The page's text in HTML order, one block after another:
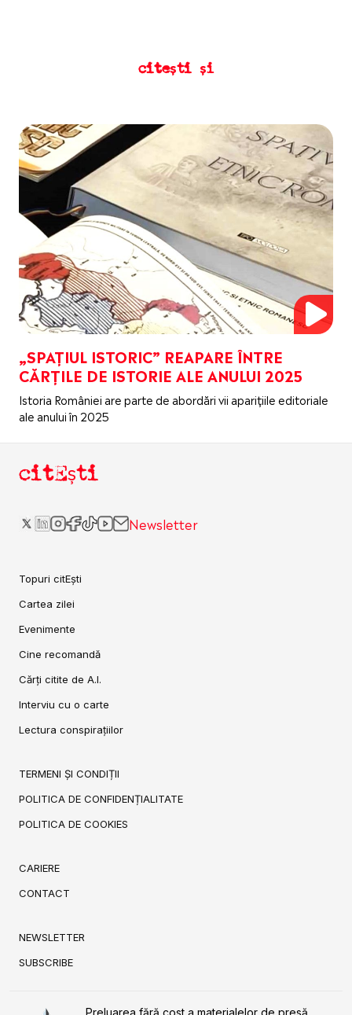
citești și
„SPAȚIUL ISTORIC” REAPARE ÎNTRE
CĂRȚILE DE ISTORIE ALE ANULUI 2025
Istoria României are parte de abordări vii aparițiile editoriale
ale anului în 2025
citEști
Newsletter
Topuri citEști
Cartea zilei
Evenimente
Cine recomandă
Cărți citite de A.I.
Interviu cu o carte
Lectura conspirațiilor
TERMENI ȘI CONDIȚII
POLITICA DE CONFIDENȚIALITATE
POLITICA DE COOKIES
CARIERE
CONTACT
NEWSLETTER
SUBSCRIBE
Preluarea fără cost a materialelor de presă